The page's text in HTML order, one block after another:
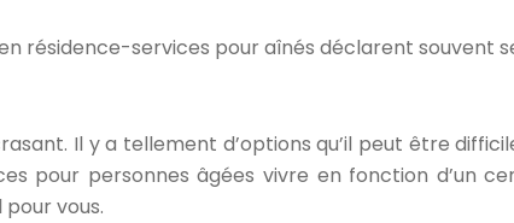
résidence-services pour aînés déclarent souvent
Il y a tellement d’options qu’il peut être
pour personnes âgées vivre en fonction d’un
vous.